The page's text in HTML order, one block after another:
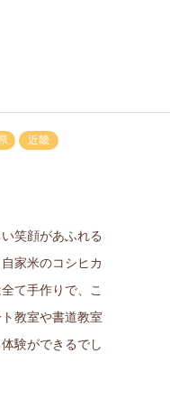
近畿
笑顔があふれる
家米のコシヒカ
て手作りで、こ
教室や書道教室
験ができるでし